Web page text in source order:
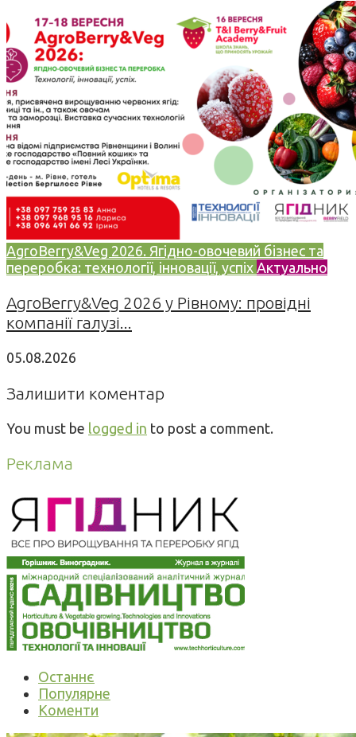
AgroBerry&Veg 2026. Ягідно-овочевий бізнес та
переробка: технології, інновації, успіх Актуально
AgroBerry&Veg 2026 у Рівному: провідні
компанії галузі...
05.08.2026
Залишити коментар
You must be logged in to post a comment.
Реклама
Останнє
Популярне
Коменти